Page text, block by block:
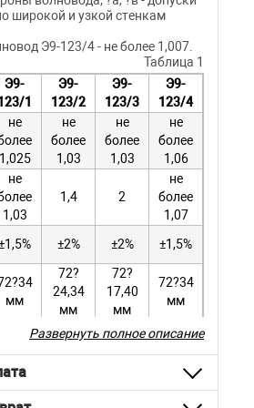
широкой и узкой стенкам
Э9-123/4 - не более 1,007.
Таблица 1
Э9-
1
Э9-
123/2
Э9-
123/3
Э9-
123/4
не
1,025
не
более
1,03
не
более
1,03
не
более
1,06
не
1,03
1,4 2
не
более
1,07
±2% ±2% ±1,5%
мм
72?
24,34
мм
72?
17,40
мм
72?34
мм
0,12 мм 0,2 мм 0,2 мм
0,17 мм
мм;
Развернуть полное описание